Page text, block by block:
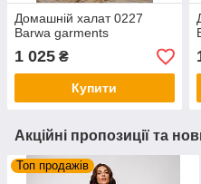
Домашній халат 0227
Barwa garments
1 025 ₴
Купити
Акційні пропозиції та
Топ продажів